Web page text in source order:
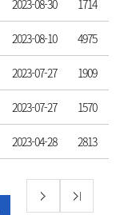
2023-08-30 1714
2023-08-10 4975
2023-07-27 1909
2023-07-27 1570
2023-04-28 2813